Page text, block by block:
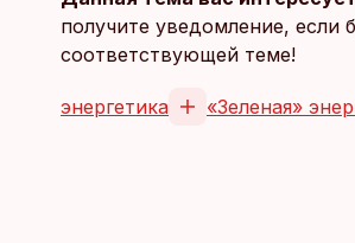
получите уведомление, если
соответствующей теме!
энергетика «Зеленая»